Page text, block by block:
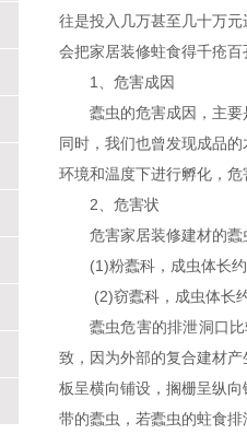
往是投入几万甚至几十万
会把家居装修蛀食得千疮
1、危害成因
蠹虫的危害成因，主
同时，我们也曾发现成品
环境和温度下进行孵化，
2、危害状
危害家居装修建材的
(1)粉蠹科，成虫体长
(2)窃蠹科，成虫体长
蠹虫危害的排泄洞口
致，因为外部的复合建材
板呈横向铺设，搁栅呈纵
带的蠹虫，若蠹虫的蛀食